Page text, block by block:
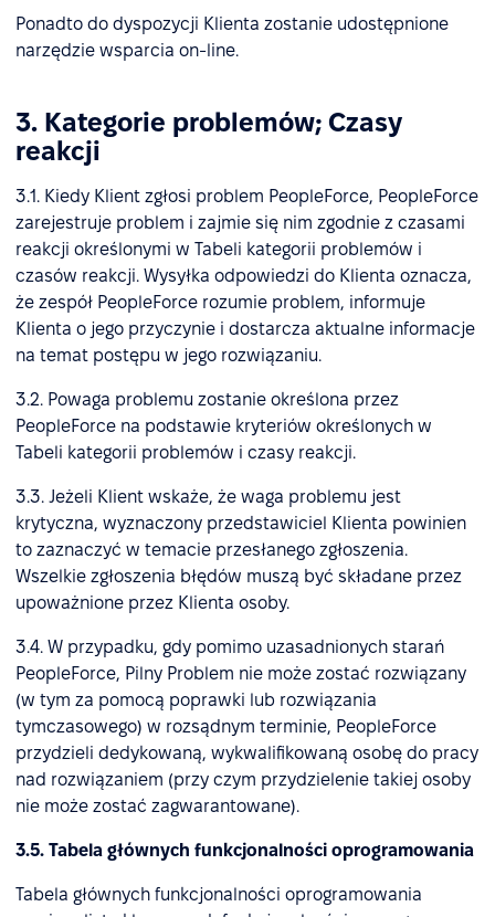
Ponadto do dyspozycji Klienta zostanie udostępnione
narzędzie wsparcia on-line.
3. Kategorie problemów; Czasy
reakcji
3.1. Kiedy Klient zgłosi problem PeopleForce, PeopleForce
zarejestruje problem i zajmie się nim zgodnie z czasami
reakcji określonymi w Tabeli kategorii problemów i
czasów reakcji. Wysyłka odpowiedzi do Klienta oznacza,
że zespół PeopleForce rozumie problem, informuje
Klienta o jego przyczynie i dostarcza aktualne informacje
na temat postępu w jego rozwiązaniu.
3.2. Powaga problemu zostanie określona przez
PeopleForce na podstawie kryteriów określonych w
Tabeli kategorii problemów i czasy reakcji.
3.3. Jeżeli Klient wskaże, że waga problemu jest
krytyczna, wyznaczony przedstawiciel Klienta powinien
to zaznaczyć w temacie przesłanego zgłoszenia.
Wszelkie zgłoszenia błędów muszą być składane przez
upoważnione przez Klienta osoby.
3.4. W przypadku, gdy pomimo uzasadnionych starań
PeopleForce, Pilny Problem nie może zostać rozwiązany
(w tym za pomocą poprawki lub rozwiązania
tymczasowego) w rozsądnym terminie, PeopleForce
przydzieli dedykowaną, wykwalifikowaną osobę do pracy
nad rozwiązaniem (przy czym przydzielenie takiej osoby
nie może zostać zagwarantowane).
3.5. Tabela głównych funkcjonalności oprogramowania
Tabela głównych funkcjonalności oprogramowania